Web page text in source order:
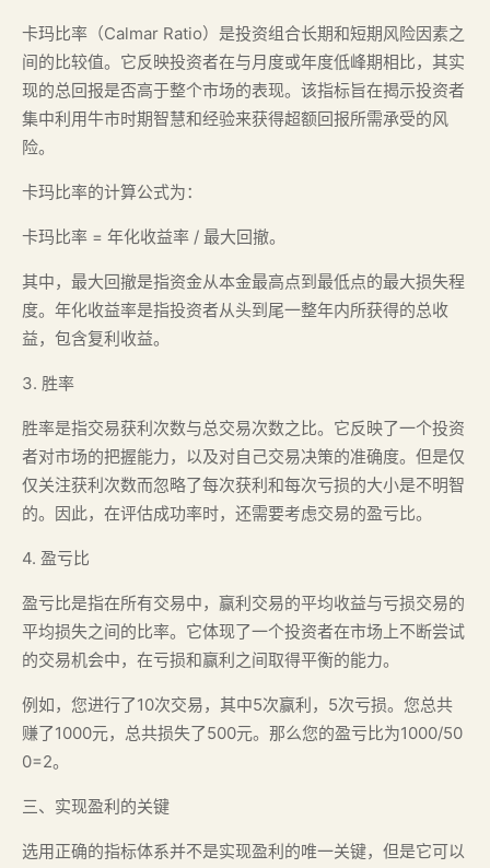
卡玛比率（Calmar Ratio）是投资组合长期和短期风险因素之
间的比较值。它反映投资者在与月度或年度低峰期相比，其实
现的总回报是否高于整个市场的表现。该指标旨在揭示投资者
集中利用牛市时期智慧和经验来获得超额回报所需承受的风
险。
卡玛比率的计算公式为：
卡玛比率 = 年化收益率 / 最大回撤。
其中，最大回撤是指资金从本金最高点到最低点的最大损失程
度。年化收益率是指投资者从头到尾一整年内所获得的总收
益，包含复利收益。
3. 胜率
胜率是指交易获利次数与总交易次数之比。它反映了一个投资
者对市场的把握能力，以及对自己交易决策的准确度。但是仅
仅关注获利次数而忽略了每次获利和每次亏损的大小是不明智
的。因此，在评估成功率时，还需要考虑交易的盈亏比。
4. 盈亏比
盈亏比是指在所有交易中，赢利交易的平均收益与亏损交易的
平均损失之间的比率。它体现了一个投资者在市场上不断尝试
的交易机会中，在亏损和赢利之间取得平衡的能力。
例如，您进行了10次交易，其中5次赢利，5次亏损。您总共
赚了1000元，总共损失了500元。那么您的盈亏比为1000/50
0=2。
三、实现盈利的关键
选用正确的指标体系并不是实现盈利的唯一关键，但是它可以